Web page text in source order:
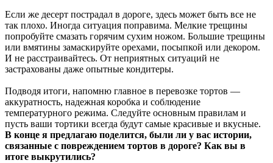
Если же десерт пострадал в дороге, здесь может быть все не
так плохо. Иногда ситуация поправима. Мелкие трещины
попробуйте смазать горячим сухим ножом. Большие трещины
или вмятины замаскируйте орехами, посыпкой или декором.
И не расстраивайтесь. От неприятных ситуаций не
застрахованы даже опытные кондитеры.
Подводя итоги, напомню главное в перевозке тортов —
аккуратность, надежная коробка и соблюдение
температурного режима. Следуйте основным правилам и
пусть ваши тортики всегда будут самые красивые и вкусные.
В конце я предлагаю поделится, были ли у вас истории,
связанные с повреждением тортов в дороге? Как вы в
итоге выкрутились?